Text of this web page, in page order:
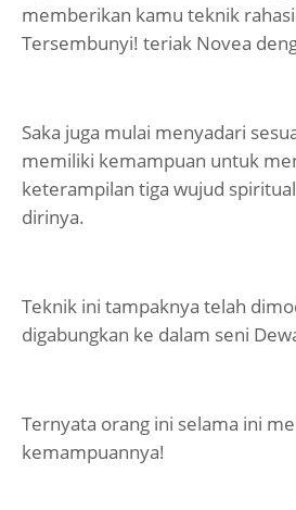
memberikan kamu teknik
Tersembunyi! teriak Novea
Saka juga mulai menyadari
memiliki kemampuan untuk
keterampilan tiga wujud
dirinya.
Teknik ini tampaknya telah
digabungkan ke dalam seni
Ternyata orang ini selama ini
kemampuannya!